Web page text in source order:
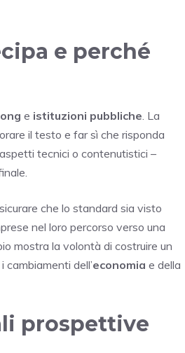
e perché
ong e istituzioni pubbliche . La
il testo e far sì che risponda
tecnici o contenutistici –
che lo standard sia visto
nel loro percorso verso una
mostra la volontà di costruire un
dell’economia e della
prospettive